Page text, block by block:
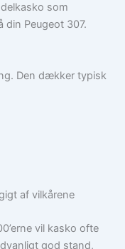
som
Peugeot 307.
Den dækker typisk
af vilkårene
vil kasko ofte
god stand,